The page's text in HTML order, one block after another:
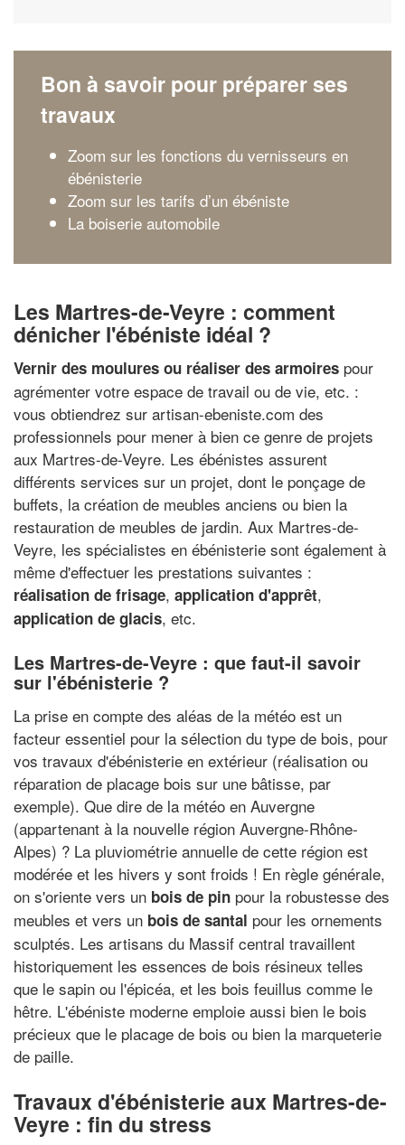
Bon à savoir pour préparer ses
travaux
Zoom sur les fonctions du vernisseurs en
ébénisterie
Zoom sur les tarifs d’un ébéniste
La boiserie automobile
Les Martres-de-Veyre : comment
dénicher l'ébéniste idéal ?
Vernir des moulures ou réaliser des armoires pour
agrémenter votre espace de travail ou de vie, etc. :
vous obtiendrez sur artisan-ebeniste.com des
professionnels pour mener à bien ce genre de projets
aux Martres-de-Veyre. Les ébénistes assurent
différents services sur un projet, dont le ponçage de
buffets, la création de meubles anciens ou bien la
restauration de meubles de jardin. Aux Martres-de-
Veyre, les spécialistes en ébénisterie sont également à
même d'effectuer les prestations suivantes :
réalisation de frisage, application d'apprêt,
application de glacis, etc.
Les Martres-de-Veyre : que faut-il savoir
sur l'ébénisterie ?
La prise en compte des aléas de la météo est un
facteur essentiel pour la sélection du type de bois, pour
vos travaux d'ébénisterie en extérieur (réalisation ou
réparation de placage bois sur une bâtisse, par
exemple). Que dire de la météo en Auvergne
(appartenant à la nouvelle région Auvergne-Rhône-
Alpes) ? La pluviométrie annuelle de cette région est
modérée et les hivers y sont froids ! En règle générale,
on s'oriente vers un bois de pin pour la robustesse des
meubles et vers un bois de santal pour les ornements
sculptés. Les artisans du Massif central travaillent
historiquement les essences de bois résineux telles
que le sapin ou l'épicéa, et les bois feuillus comme le
hêtre. L'ébéniste moderne emploie aussi bien le bois
précieux que le placage de bois ou bien la marqueterie
de paille.
Travaux d'ébénisterie aux Martres-de-
Veyre : fin du stress